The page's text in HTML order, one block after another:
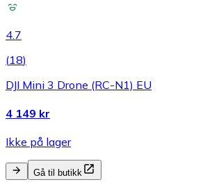
4.7
(18)
DJI Mini 3 Drone (RC-N1) EU
4 149 kr
Ikke på lager
Gå til butikk